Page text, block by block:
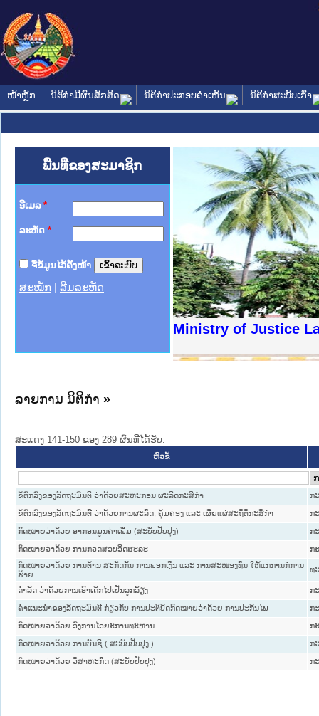
ໜ້າຫຼັກ ນິຕິກໍາມີຜົນສັກສິດ ນິຕິກໍາປະກອບຄໍາເຫັນ ນິຕິກໍາສະບັບເກົ່າ
ພື້ນທີ່ຂອງສະມາຊິກ
ອີເມລ *
ລະຫັດ *
ຈື່ຂໍ້ມູນໄວ້ຄັ້ງໜ້າ
ສະໝັກ ລືມລະຫັດ
Ministry of Justice
າຊົນ ພາກເໜືອ
ການ
ກາງ
ໃຕ້
ຕຳຫຼວດປະຊາຊົນ
ສັນຕິບານປະຊາຊົນ
ກເໜືອ
າຊົນ ພາກກາງ
ລາຍການ ນິຕິກໍາ »
ສະແດງ 141-150 ຂອງ 289 ຜົນທີ່ໄດ້ຮັບ.
ຫົວຂໍ້
ຂໍ້ຕົກລົງຂອງລັດຖະມົນຕີ ວ່າດ້ວຍສະຫະກອນ ຜະລິດກະສິກໍາ ກ
ຂໍ້ຕົກລົງຂອງລັດຖະມົນຕີ ວ່າດ້ວຍການຜະລິດ, ຄຸ້ມຄອງ ແລະ ເຜີຍແຜ່ສະຖິຕິກະສິກໍາ ກ
ກົດໝາຍວ່າດ້ວຍ ອາກອນມູນຄ່າເພີ່ມ (ສະບັບປັບປຸງ) ກ
ກົດໝາຍວ່າດ້ວຍ ການກວດສອບອິດສະລະ
ກ
ກົດໝາຍວ່າດ້ວຍ ການຕ້ານ ສະກັດກັ້ນ ການຟອກເງິນ ແລະ ການສະໜອງທຶນ ໃຫ້ແກ່ການກໍ່ການ
ຮ້າຍ
ທ
ດຳລັດ ວ່າດ້ວຍການເອົາເດັກໄປເປັນລູກລ້ຽງ ກ
ຄຳແນະນຳຂອງລັດຖະມົນຕີ ກ່ຽວກັບ ການປະຕິບັດກົດໝາຍວ່າດ້ວຍ ການປະກັນໄພ ກ
ກົດໝາຍວ່າດ້ວຍ ອົງການໄອຍະການທະຫານ ກ
ກົດໝາຍວ່າດ້ວຍ ການບັນຊີ ( ສະບັບປັບປຸງ ) ກ
ກົດໝາຍວ່າດ້ວຍ ວິສາຫະກິດ (ສະບັບປັບປຸງ) ກ